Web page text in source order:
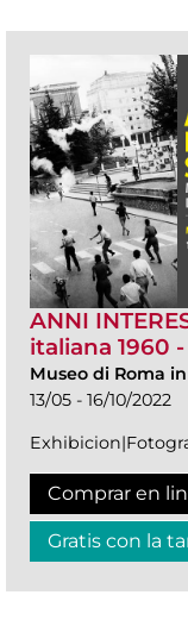
ANNI
italiana 1960 -
Museo di Roma
13/05 - 16/10/2022
Comprar en
Gratis con la